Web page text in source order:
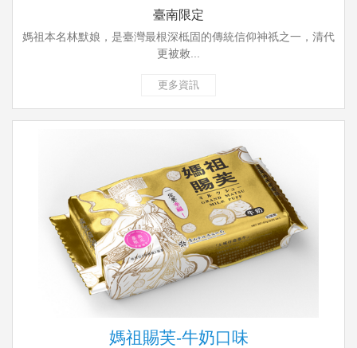
臺南限定
媽祖本名林默娘，是臺灣最根深柢固的傳統信仰神祇之一，清代
更被敕...
更多資訊
媽祖賜芙-牛奶口味